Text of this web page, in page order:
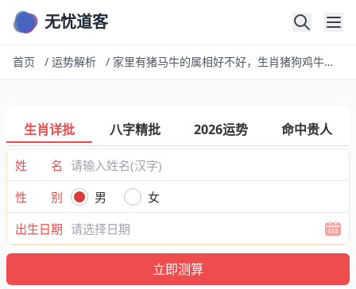
无忧道客
首页 / 运势解析 / 家里有猪马牛的属相好不好，生肖猪狗鸡牛一家人好不好
生肖详批 八字精批 2026运势 命中贵人
姓 名
性 别
男
女
出生日期